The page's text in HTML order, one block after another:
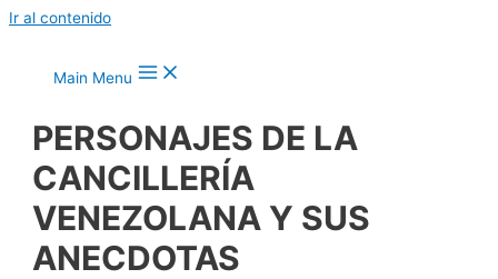
Ir al contenido
Main Menu
PERSONAJES DE LA
CANCILLERÍA
VENEZOLANA Y SUS
ANECDOTAS